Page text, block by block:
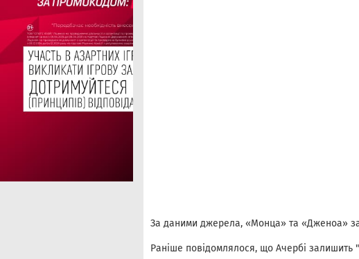
За даними джерела, «Монца» та «Дженоа»
Раніше повідомлялося, що Ачербі залишить